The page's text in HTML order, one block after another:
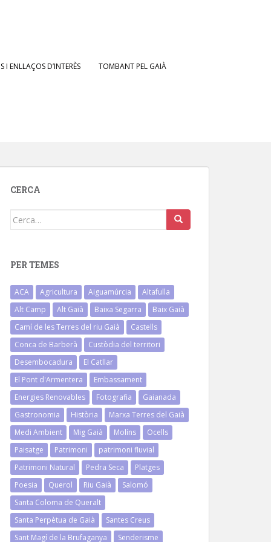
I ENLLAÇOS D’INTERÈS TOMBANT PEL GAIÀ
CERCA
Cerca:
PER TEMES
ACA Agricultura Aiguamúrcia
Altafulla
Alt Camp
Alt Gaià Baixa Segarra
Baix Gaià
Camí de les Terres del riu Gaià
Castells
Conca de Barberà
Custòdia del territori
Desembocadura
El Catllar
El Pont d'Armentera
Embassament
Energies Renovables
Fotografia
Gaianada
Gastronomia
Història
Marxa Terres del Gaià
Medi Ambient
Mig Gaià Molíns
Ocells
Paisatge
Patrimoni
patrimoni fluvial
Patrimoni Natural
Pedra Seca
Platges
Poesia
Querol Riu Gaià
Salomó
Santa Coloma de Queralt
Santa Perpètua de Gaià
Santes Creus
Sant Magí de la Brufaganya
Senderisme